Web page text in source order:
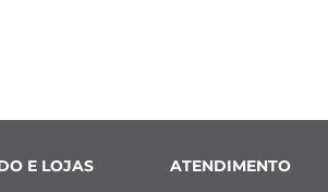
E LOJAS ATENDIMENTO